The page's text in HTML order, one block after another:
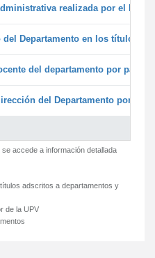
realizada por el
Departamento en los títulos de
del departamento por parte
del Departamento por
accede a información detallada
adscritos a departamentos y
de la UPV